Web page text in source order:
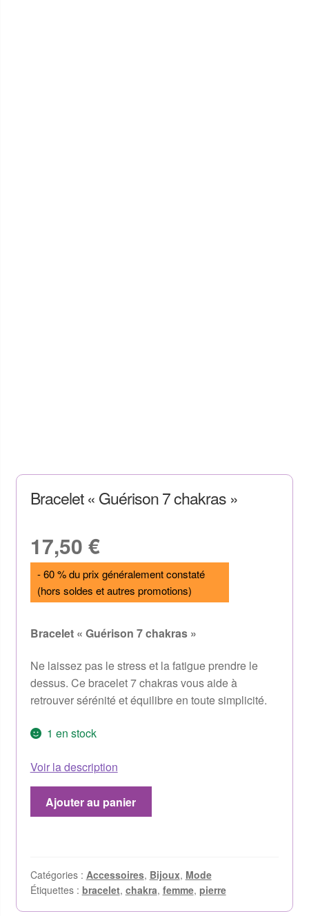
Bracelet « Guérison 7 chakras »
17,50 €
- 60 % du prix généralement constaté
(hors soldes et autres promotions)
Bracelet « Guérison 7 chakras »
Ne laissez pas le stress et la fatigue prendre le
dessus. Ce bracelet 7 chakras vous aide à
retrouver sérénité et équilibre en toute simplicité.
1 en stock
Voir la description
Ajouter au panier
Catégories : Accessoires, Bijoux, Mode
Étiquettes : bracelet, chakra, femme, pierre